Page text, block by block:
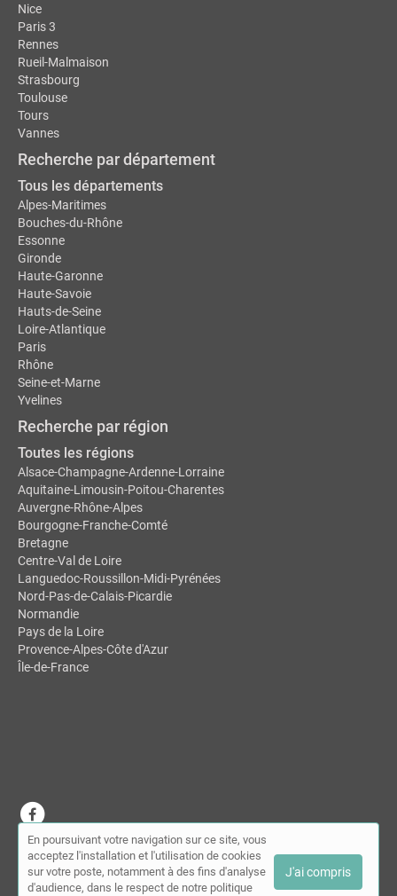
Nice
Paris 3
Rennes
Rueil-Malmaison
Strasbourg
Toulouse
Tours
Vannes
Recherche par département
Tous les départements
Alpes-Maritimes
Bouches-du-Rhône
Essonne
Gironde
Haute-Garonne
Haute-Savoie
Hauts-de-Seine
Loire-Atlantique
Paris
Rhône
Seine-et-Marne
Yvelines
Recherche par région
Toutes les régions
Alsace-Champagne-Ardenne-Lorraine
Aquitaine-Limousin-Poitou-Charentes
Auvergne-Rhône-Alpes
Bourgogne-Franche-Comté
Bretagne
Centre-Val de Loire
Languedoc-Roussillon-Midi-Pyrénées
Nord-Pas-de-Calais-Picardie
Normandie
Pays de la Loire
Provence-Alpes-Côte d'Azur
Île-de-France
© MDSL | Annuaire des chiropracteurs 2026 |
compte|Contact
Conditions générales d'utilisation|Mentions légales
En poursuivant votre navigation sur ce site, vous
acceptez l'installation et l'utilisation de cookies
sur votre poste, notamment à des fins d'analyse
d'audience, dans le respect de notre politique
J'ai compris